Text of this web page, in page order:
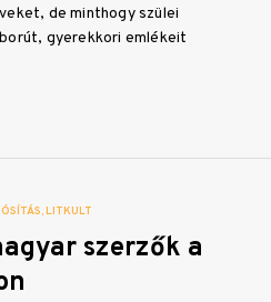
de minthogy szülei
gyerekkori emlékeit
LITKULT
szerzők a